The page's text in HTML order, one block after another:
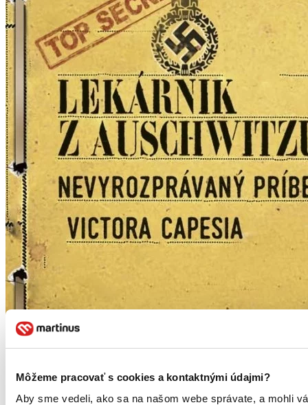
Môžeme pracovať s cookies a kontaktnými údajmi?
Aby sme vedeli, ako sa na našom webe správate, a mohli